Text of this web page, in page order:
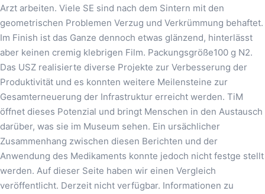
Arzt arbeiten. Viele SE sind nach dem Sintern mit den
geometrischen Problemen Verzug und Verkrümmung behaftet.
Im Finish ist das Ganze dennoch etwas glänzend, hinterlässt
aber keinen cremig klebrigen Film. Packungsgröße100 g N2.
Das USZ realisierte diverse Projekte zur Verbesserung der
Produktivität und es konnten weitere Meilensteine zur
Gesamterneuerung der Infrastruktur erreicht werden. TiM
öffnet dieses Potenzial und bringt Menschen in den Austausch
darüber, was sie im Museum sehen. Ein ursächlicher
Zusammenhang zwischen diesen Berichten und der
Anwendung des Medikaments konnte jedoch nicht festge stellt
werden. Auf dieser Seite haben wir einen Vergleich
veröffentlicht. Derzeit nicht verfügbar. Informationen zu